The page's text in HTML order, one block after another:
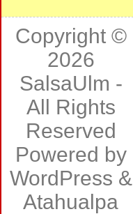
Copyright ©
2026
SalsaUlm -
All Rights
Reserved
Powered by
WordPress &
Atahualpa